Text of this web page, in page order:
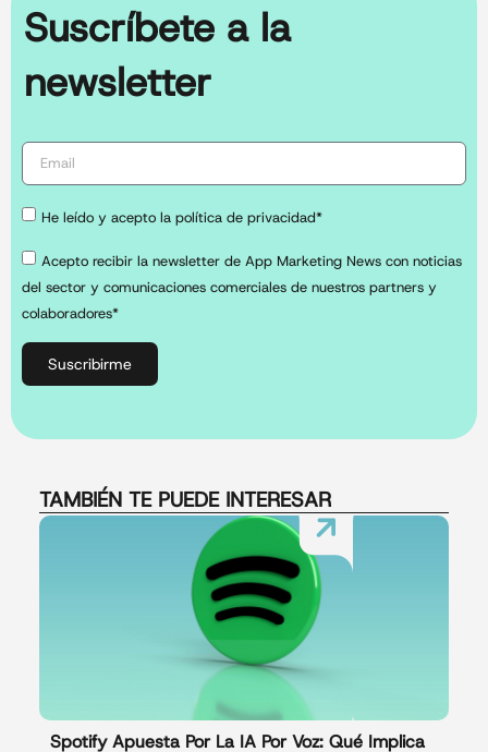
Suscríbete a la
newsletter
He leído y acepto la política de privacidad*
Acepto recibir la newsletter de App Marketing News con noticias
del sector y comunicaciones comerciales de nuestros partners y
colaboradores*
Suscribirme
TAMBIÉN TE PUEDE INTERESAR
Spotify Apuesta Por La IA Por Voz: Qué Implica